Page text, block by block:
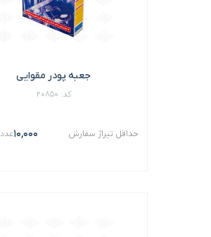
جعبه پودر مقوایی
کد: 20850
حداقل تیراژ سفارش 10,000عدد